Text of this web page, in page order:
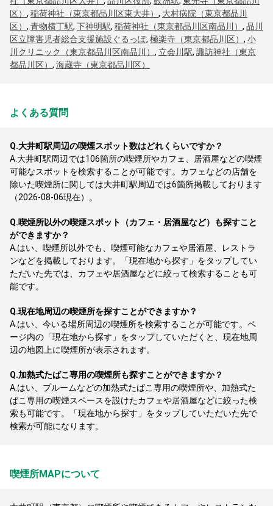
区） , 稲荷神社（東京都品川区東大井） , 大村病院（東京都品川
区） , 青物横丁駅, 下神明駅, 稲荷神社（東京都品川区南品川） , 品川
区立障害児者総合支援施設ぐるっぽ, 極楽寺（東京都品川区） , 小
川クリニック（東京都品川区南品川） , 立会川駅, 諏訪神社（東京
都品川区） , 海蔵寺（東京都品川区）
よくある質問
Q.大井町駅周辺の喫煙スポット数はどれくらいですか？
A. 大井町駅周辺では106箇所の喫煙所やカフェ、居酒屋などの喫煙
可能なスポットを検索することが可能です。カフェなどの店舗を
除いた喫煙所に関しては大井町駅周辺では6箇所掲載しております
（2026-08-06現在）。
Q.喫煙所以外の喫煙スポット（カフェ・居酒屋など）も探すこと
ができますか？
A. はい、喫煙所以外でも、喫煙可能なカフェや居酒屋、レストラ
ンなどを掲載しております。「現在地から探す」をタップしてい
ただいた先では、カフェや居酒屋などに絞って検索することも可
能です。
Q.現在地周辺の喫煙所を探すことができますか？
A. はい、今いる場所周辺の喫煙所を検索することが可能です。ペ
ージ内の「現在地から探す」をタップしていただくと、現在地周
辺の地図上に喫煙所が表示されます。
Q.加熱式たばこ専用の喫煙所も探すことができますか？
A. はい、プルームなどの加熱式たばこ専用の喫煙所や、加熱式た
ばこ専用の喫煙スペースを設けたカフェや居酒屋などに絞った検
索も可能です。「現在地から探す」をタップしていただいた先で
検索が可能になります。
喫煙所MAPについて